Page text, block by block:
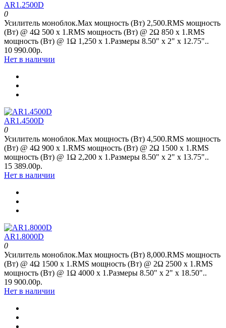
AR1.2500D
0
Усилитель моноблок.Max мощность (Вт) 2,500.RMS мощность
(Вт) @ 4Ω 500 x 1.RMS мощность (Вт) @ 2Ω 850 x 1.RMS
мощность (Вт) @ 1Ω 1,250 x 1.Размеры 8.50" x 2" х 12.75"..
10 990.00р.
Нет в наличии
AR1.4500D
0
Усилитель моноблок.Max мощность (Вт) 4,500.RMS мощность
(Вт) @ 4Ω 900 x 1.RMS мощность (Вт) @ 2Ω 1500 x 1.RMS
мощность (Вт) @ 1Ω 2,200 x 1.Размеры 8.50" x 2" х 13.75"..
15 389.00р.
Нет в наличии
AR1.8000D
0
Усилитель моноблок.Max мощность (Вт) 8,000.RMS мощность
(Вт) @ 4Ω 1500 x 1.RMS мощность (Вт) @ 2Ω 2500 x 1.RMS
мощность (Вт) @ 1Ω 4000 x 1.Размеры 8.50" x 2" х 18.50"..
19 900.00р.
Нет в наличии